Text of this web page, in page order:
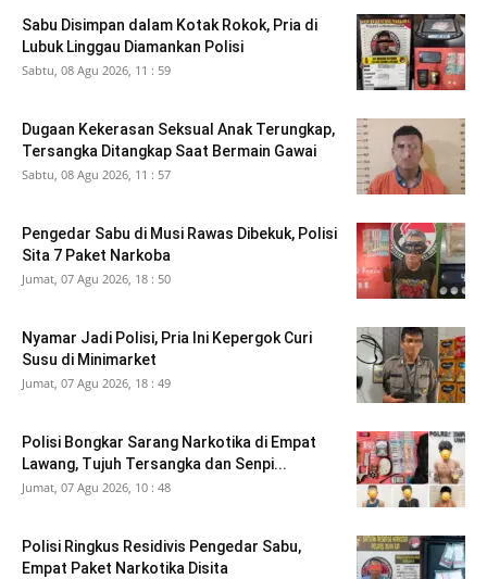
Sabu Disimpan dalam Kotak Rokok, Pria di
Lubuk Linggau Diamankan Polisi
Sabtu, 08 Agu 2026, 11 : 59
Dugaan Kekerasan Seksual Anak Terungkap,
Tersangka Ditangkap Saat Bermain Gawai
Sabtu, 08 Agu 2026, 11 : 57
Pengedar Sabu di Musi Rawas Dibekuk, Polisi
Sita 7 Paket Narkoba
Jumat, 07 Agu 2026, 18 : 50
Nyamar Jadi Polisi, Pria Ini Kepergok Curi
Susu di Minimarket
Jumat, 07 Agu 2026, 18 : 49
Polisi Bongkar Sarang Narkotika di Empat
Lawang, Tujuh Tersangka dan Senpi...
Jumat, 07 Agu 2026, 10 : 48
Polisi Ringkus Residivis Pengedar Sabu,
Empat Paket Narkotika Disita